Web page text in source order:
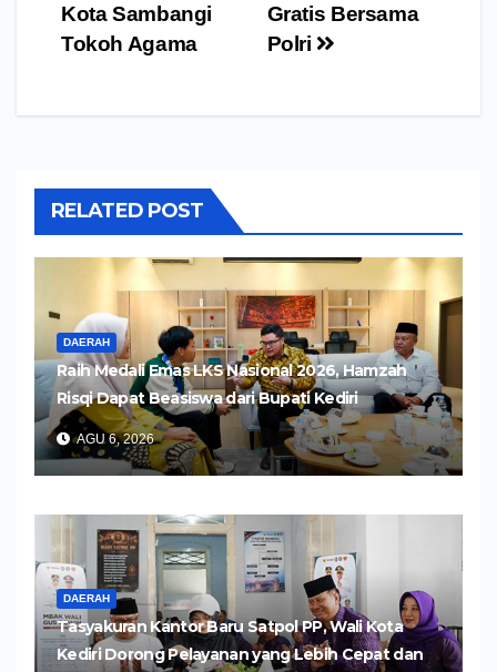
Gratis Bersama
Polri
Kota Sambangi
Tokoh Agama
RELATED POST
DAERAH
Raih Medali Emas LKS Nasional 2026, Hamzah
Risqi Dapat Beasiswa dari Bupati Kediri
AGU 6, 2026
DAERAH
Tasyakuran Kantor Baru Satpol PP, Wali Kota
Kediri Dorong Pelayanan yang Lebih Cepat dan